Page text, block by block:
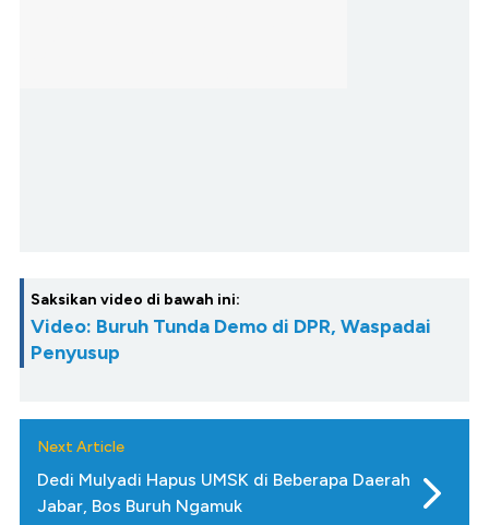
Saksikan video di bawah ini:
Video: Buruh Tunda Demo di DPR, Waspadai
Penyusup
Next Article
Dedi Mulyadi Hapus UMSK di Beberapa Daerah
Jabar, Bos Buruh Ngamuk